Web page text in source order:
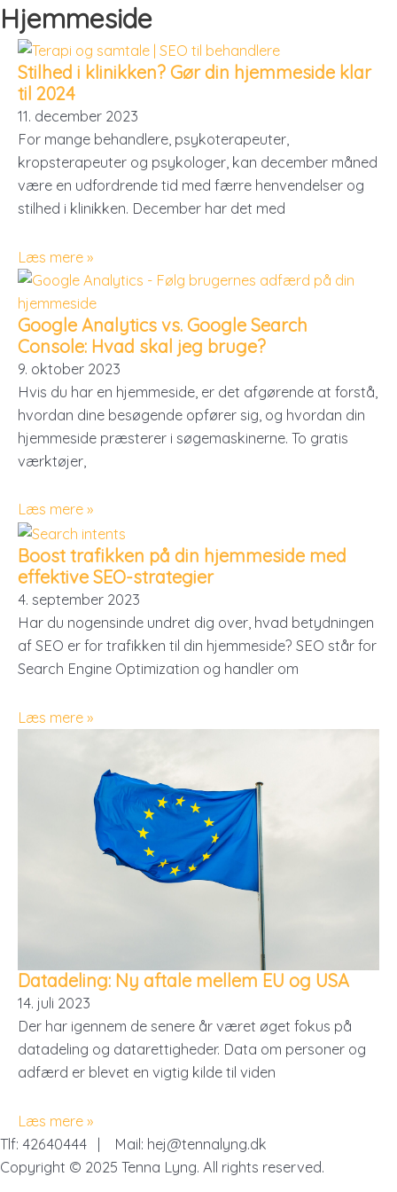
Gå
til
indholdet
Hjemmeside
Stilhed i klinikken? Gør din hjemmeside klar
til 2024
11. december 2023
For mange behandlere, psykoterapeuter,
kropsterapeuter og psykologer, kan december måned
være en udfordrende tid med færre henvendelser og
stilhed i klinikken. December har det med
Læs mere »
Google Analytics vs. Google Search
Console: Hvad skal jeg bruge?
9. oktober 2023
Hvis du har en hjemmeside, er det afgørende at forstå,
hvordan dine besøgende opfører sig, og hvordan din
hjemmeside præsterer i søgemaskinerne. To gratis
værktøjer,
Læs mere »
Boost trafikken på din hjemmeside med
effektive SEO-strategier
4. september 2023
Har du nogensinde undret dig over, hvad betydningen
af SEO er for trafikken til din hjemmeside? SEO står for
Search Engine Optimization og handler om
Læs mere »
Datadeling: Ny aftale mellem EU og USA
14. juli 2023
Der har igennem de senere år været øget fokus på
datadeling og datarettigheder. Data om personer og
adfærd er blevet en vigtig kilde til viden
Læs mere »
Tlf: 42640444 | Mail: hej@tennalyng.dk
Copyright © 2025 Tenna Lyng. All rights reserved.